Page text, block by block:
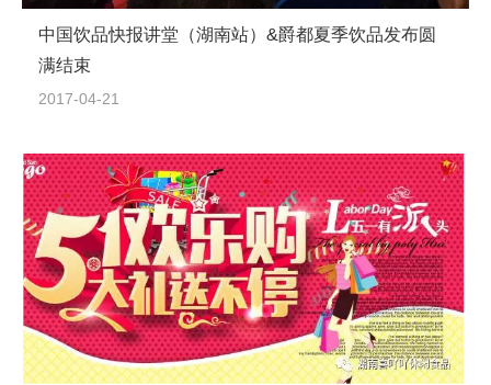
中国饮品快报讲堂（湖南站）&爵都夏季饮品发布圆
满结束
2017-04-21